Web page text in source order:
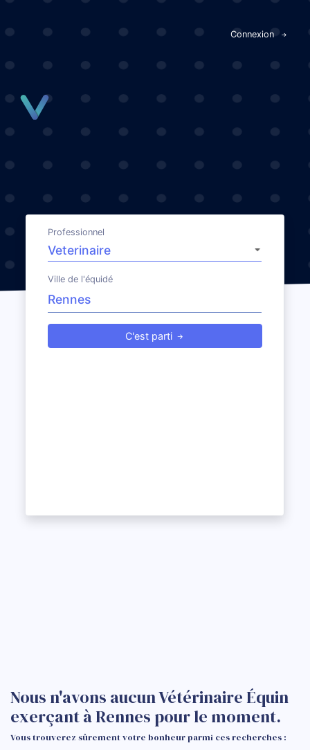
Connexion
Professionnel
Ville de l'équidé
C'est parti
Nous n'avons aucun Vétérinaire Équin
exerçant à Rennes pour le moment.
Vous trouverez sûrement votre bonheur parmi ces recherches :